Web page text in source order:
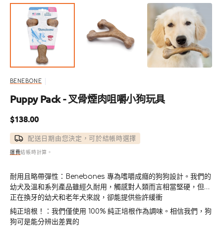
檔
案
BENEBONE
Puppy Pack - 叉骨煙肉咀嚼小狗玩具
定
價
$138.00
配送日期由您決定，可於結帳時選擇
運費結帳時計算。
耐用且略帶彈性：Benebones 專為嗜嚼成癮的狗狗設計。我們的
幼犬及溫和系列產品雖經久耐用，觸感對人類而言相當堅硬，但對
正在換牙的幼犬和老年犬來說，卻能提供些許緩衝
純正培根！：我們僅使用 100% 純正培根作為調味。相信我們，狗
狗可是能分辨出差異的